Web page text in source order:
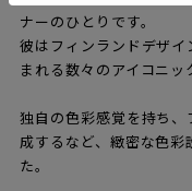
ナーのひとりです。
彼はフィンランドデザ
まれる数々のアイコニッ
独自の色彩感覚を持ち
成するなど、緻密な色
た。